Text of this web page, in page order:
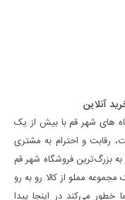
آنلاین
های شهر قم با بیش از یک
رقابت و احترام به مشتری
بزرگ‌ترین فروشگاه شهر قم
مملو از کالا رو به رو
می‌کند در اینجا پیدا